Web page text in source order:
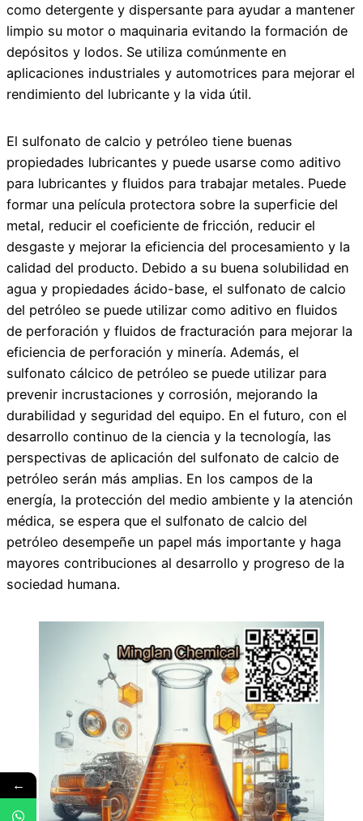
como detergente y dispersante para ayudar a mantener
limpio su motor o maquinaria evitando la formación de
depósitos y lodos. Se utiliza comúnmente en
aplicaciones industriales y automotrices para mejorar el
rendimiento del lubricante y la vida útil.
El sulfonato de calcio y petróleo tiene buenas
propiedades lubricantes y puede usarse como aditivo
para lubricantes y fluidos para trabajar metales. Puede
formar una película protectora sobre la superficie del
metal, reducir el coeficiente de fricción, reducir el
desgaste y mejorar la eficiencia del procesamiento y la
calidad del producto. Debido a su buena solubilidad en
agua y propiedades ácido-base, el sulfonato de calcio
del petróleo se puede utilizar como aditivo en fluidos
de perforación y fluidos de fracturación para mejorar la
eficiencia de perforación y minería. Además, el
sulfonato cálcico de petróleo se puede utilizar para
prevenir incrustaciones y corrosión, mejorando la
durabilidad y seguridad del equipo. En el futuro, con el
desarrollo continuo de la ciencia y la tecnología, las
perspectivas de aplicación del sulfonato de calcio de
petróleo serán más amplias. En los campos de la
energía, la protección del medio ambiente y la atención
médica, se espera que el sulfonato de calcio del
petróleo desempeñe un papel más importante y haga
mayores contribuciones al desarrollo y progreso de la
sociedad humana.
←